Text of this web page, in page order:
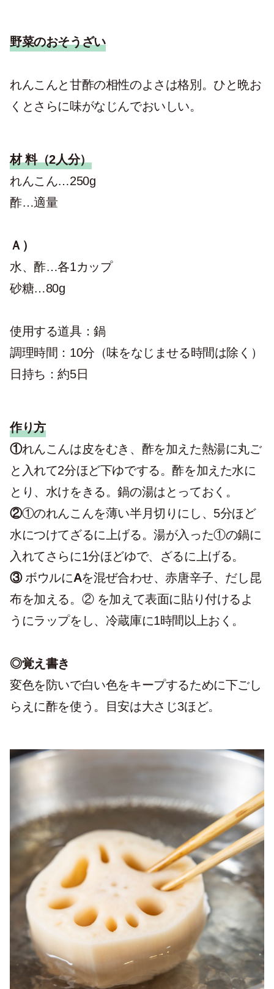
野菜のおそうざい
れんこんと甘酢の相性のよさは格別。ひと晩お
くとさらに味がなじんでおいしい。
材 料（2人分）
れんこん…250g
酢…適量
Ａ）
水、酢…各1カップ
砂糖…80g
使用する道具：鍋
調理時間：10分（味をなじませる時間は除く）
日持ち：約5日
作り方
①れんこんは皮をむき、酢を加えた熱湯に丸ご
と入れて2分ほど下ゆでする。酢を加えた水に
とり、水けをきる。鍋の湯はとっておく。
②①のれんこんを薄い半月切りにし、5分ほど
水につけてざるに上げる。湯が入った①の鍋に
入れてさらに1分ほどゆで、ざるに上げる。
③ボウルにAを混ぜ合わせ、赤唐辛子、だし昆
布を加える。② を加えて表面に貼り付けるよ
うにラップをし、冷蔵庫に1時間以上おく。
◎覚え書き
変色を防いで白い色をキープするために下ごし
らえに酢を使う。目安は大さじ3ほど。